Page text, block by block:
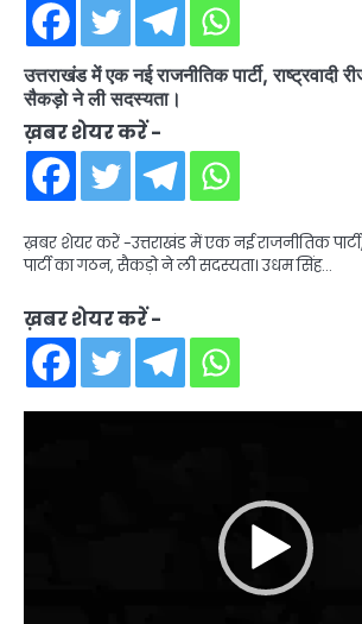
उत्तराखंड में एक नई राजनीतिक पार्टी, राष्ट्रवादी
सैकड़ो ने ली सदस्यता।
ख़बर शेयर करें -
ख़बर शेयर करें -उत्तराखंड में एक नई राजनीतिक पार्टी,
पार्टी का गठन, सैकड़ो ने ली सदस्यता। उधम सिंह…
ख़बर शेयर करें -